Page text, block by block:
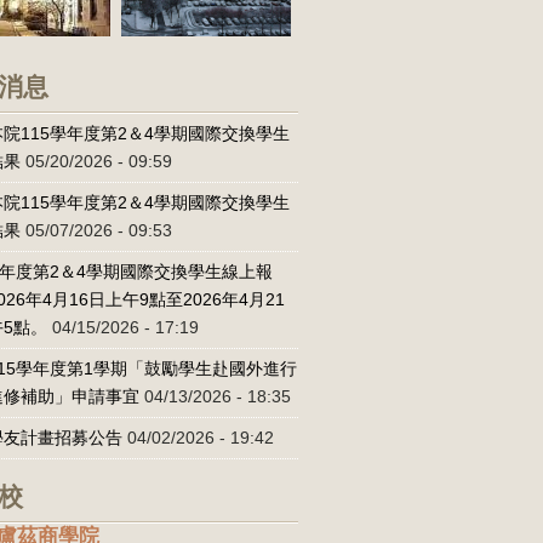
息
115學年度第2＆4學期國際交換學生
果 05/20/2026 - 09:59
115學年度第2＆4學期國際交換學生
果 05/07/2026 - 09:53
度第2＆4學期國際交換學生線上報
年4月16日上午9點至2026年4月21
點。
04/15/2026 - 17:19
學年度第1學期「鼓勵學生赴國外進行
補助」申請事宜 04/13/2026 - 18:35
計畫招募公告 04/02/2026 - 19:42
茲商學院